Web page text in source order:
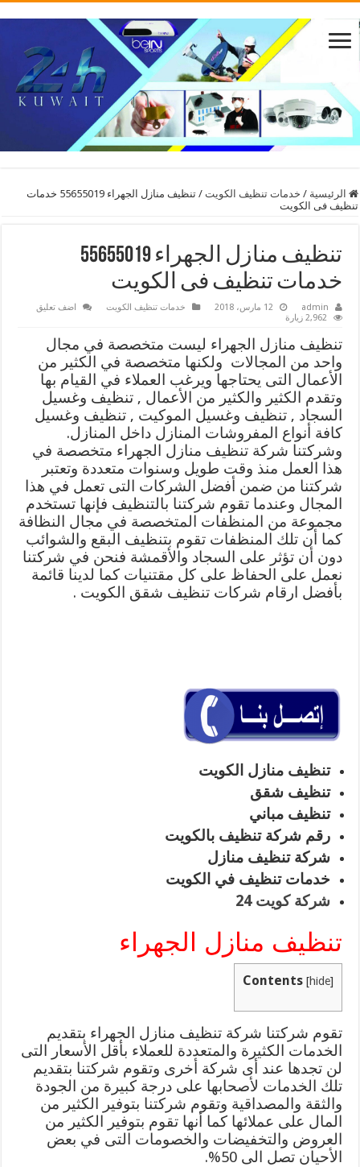
الرئيسية / خدمات تنظيف الكويت /
تنظيف منازل الجهراء 55655019 خدمات
تنظيف فى الكويت
تنظيف منازل الجهراء 55655019
خدمات تنظيف فى الكويت
admin 12 مارس، 2018 خدمات تنظيف الكويت
اضف تعليق
2,962 زيارة
تنظيف منازل الجهراء ليست متخصصة في مجال
واحد من المجالات ولكنها متخصصة في الكثير من
الأعمال التى يحتاجها ويرغب العملاء في القيام بها
وتقدم الكثير والكثير من الأعمال , تنظيف وغسيل
السجاد , تنظيف وغسيل الموكيت , تنظيف وغسيل
كافة أنواع المفروشات المنازل داخل المنازل.
وشركتنا شركة تنظيف منازل الجهراء متخصصة في
هذا العمل منذ وقت طويل وسنوات متعددة وتعتبر
شركتنا من ضمن أفضل الشركات التى تعمل في هذا
المجال وعندما تقوم شركتنا بالتنظيف فإنها تستخدم
مجموعة من المنظفات المتخصصة في مجال النظافة
كما أن تلك المنظفات تقوم بتنظيف البقع والشوائب
دون أن تؤثر على السجاد والأقمشة فنحن في شركتنا
نعمل على الحفاظ على كل مقتنيات كما لدينا قائمة
بأفضل ارقام شركات تنظيف شقق الكويت .
تنظيف منازل الكويت
تنظيف شقق
تنظيف مباني
رقم شركة تنظيف بالكويت
شركة تنظيف منازل
خدمات تنظيف في الكويت
شركة كويت 24
تنظيف منازل الجهراء
Contents [hide]
تقوم شركتنا شركة تنظيف منازل الجهراء بتقديم
الخدمات الكثيرة والمتعددة للعملاء بأقل الأسعار التى
لن تجدها عند أى شركة أخرى وتقوم شركتنا بتقديم
تلك الخدمات لأصحابها على درجة كبيرة من الجودة
والثقة والمصداقية وتقوم شركتنا بتوفير الكثير من
المال على عملائها كما أنها تقوم بتوفير الكثير من
العروض والتخفيضات والخصومات التى في بعض
الأحيان تصل الى 50%.